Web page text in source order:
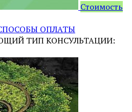
Стоимость
ОПЛАТЫ
ТИП КОНСУЛЬТАЦИИ: